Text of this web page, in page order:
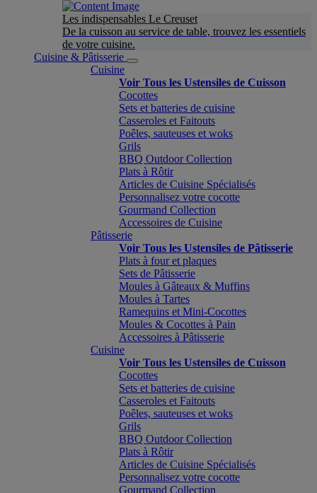
Les indispensables Le Creuset
De la cuisson au service de table, trouvez les essentiels
de votre cuisine.
Cuisine & Pâtisserie
Cuisine
Voir Tous les Ustensiles de Cuisson
Cocottes
Sets et batteries de cuisine
Casseroles et Faitouts
Poêles, sauteuses et woks
Grils
BBQ Outdoor Collection
Plats à Rôtir
Articles de Cuisine Spécialisés
Personnalisez votre cocotte
Gourmand Collection
Accessoires de Cuisine
Pâtisserie
Voir Tous les Ustensiles de Pâtisserie
Plats à four et plaques
Sets de Pâtisserie
Moules à Gâteaux & Muffins
Moules à Tartes
Ramequins et Mini-Cocottes
Moules & Cocottes à Pain
Accessoires à Pâtisserie
Cuisine
Voir Tous les Ustensiles de Cuisson
Cocottes
Sets et batteries de cuisine
Casseroles et Faitouts
Poêles, sauteuses et woks
Grils
BBQ Outdoor Collection
Plats à Rôtir
Articles de Cuisine Spécialisés
Personnalisez votre cocotte
Gourmand Collection